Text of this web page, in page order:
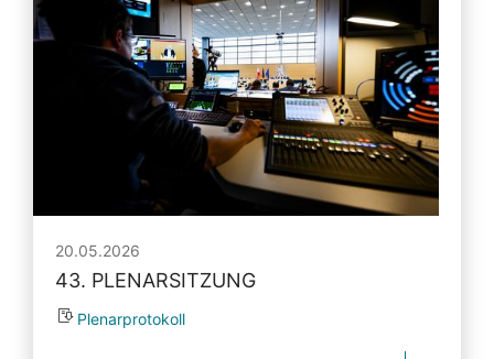
20.05.2026
43. PLENARSITZUNG
Plenarprotokoll